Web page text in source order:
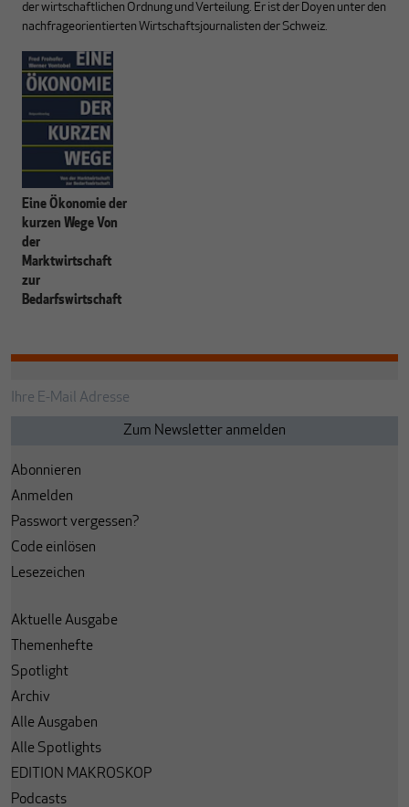
der wirtschaftlichen Ordnung und Verteilung. Er ist der Doyen unter den
nachfrageorientierten Wirtschaftsjournalisten der Schweiz.
Eine Ökonomie der
kurzen Wege Von
der
Marktwirtschaft
zur
Bedarfswirtschaft
Abonnieren
Anmelden
Passwort vergessen?
Code einlösen
Lesezeichen
Aktuelle Ausgabe
Themenhefte
Spotlight
Archiv
Alle Ausgaben
Alle Spotlights
EDITION MAKROSKOP
Podcasts